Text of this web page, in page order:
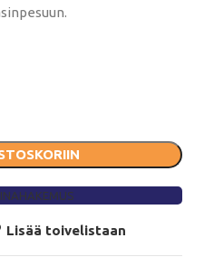
Lisää toivelistaan